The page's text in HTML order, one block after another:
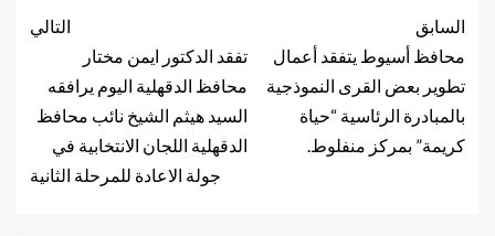
السابق
محافظ أسيوط يتفقد أعمال
تطوير بعض القرى النموذجية
بالمبادرة الرئاسية “حياة
كريمة” بمركز منفلوط.
التالي
تفقد الدكتور ايمن مختار
محافظ الدقهلية اليوم يرافقه
السيد هيثم الشيخ نائب محافظ
الدقهلية اللجان الانتخابية في
جولة الاعادة للمرحلة الثانية